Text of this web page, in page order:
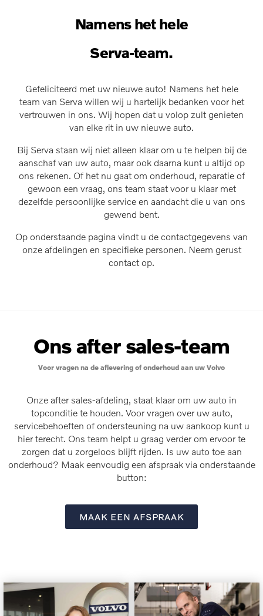
Namens het hele
Serva-team.
Gefeliciteerd met uw nieuwe auto! Namens het hele
team van Serva willen wij u hartelijk bedanken voor het
vertrouwen in ons. Wij hopen dat u volop zult genieten
van elke rit in uw nieuwe auto.
Bij Serva staan wij niet alleen klaar om u te helpen bij de
aanschaf van uw auto, maar ook daarna kunt u altijd op
ons rekenen. Of het nu gaat om onderhoud, reparatie of
gewoon een vraag, ons team staat voor u klaar met
dezelfde persoonlijke service en aandacht die u van ons
gewend bent.
Op onderstaande pagina vindt u de contactgegevens van
onze afdelingen en specifieke personen. Neem gerust
contact op.
Ons after sales-team
Voor vragen na de aflevering of onderhoud aan uw Volvo
Onze after sales-afdeling, staat klaar om uw auto in
topconditie te houden. Voor vragen over uw auto,
servicebehoeften of ondersteuning na uw aankoop kunt u
hier terecht. Ons team helpt u graag verder om ervoor te
zorgen dat u zorgeloos blijft rijden. Is uw auto toe aan
onderhoud? Maak eenvoudig een afspraak via onderstaande
button:
MAAK EEN AFSPRAAK